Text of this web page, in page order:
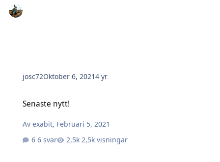
josc72Oktober 6, 20214 yr
Senaste nytt!
Avexabit, Februari 5, 2021
6 svar
2,5k visningar